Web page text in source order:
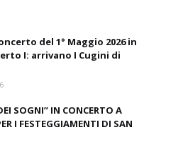
del 1° Maggio 2026 in
I: arrivano I Cugini di
SOGNI” IN CONCERTO A
I FESTEGGIAMENTI DI SAN